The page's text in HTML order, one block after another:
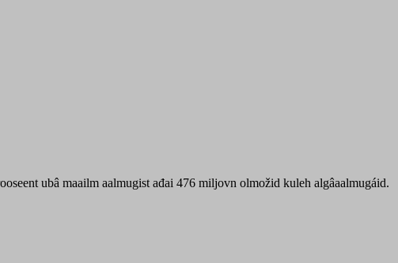
ubâ maailm aalmugist ađai 476 miljovn olmožid kuleh algâaalmugáid.